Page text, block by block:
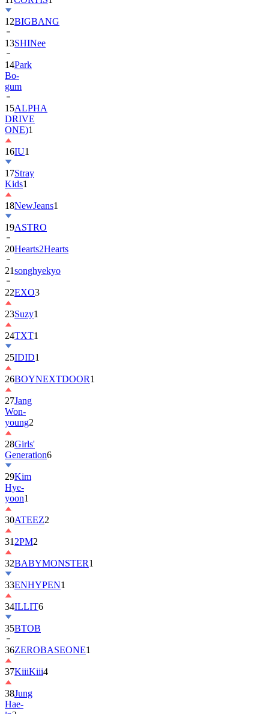
12BIGBANG
13SHINee
14Park
Bo-
gum
15ALPHA
DRIVE
ONE)1
16IU1
17Stray
Kids1
18NewJeans1
19ASTRO
20Hearts2Hearts
21songhyekyo
22EXO3
23Suzy1
24TXT1
25IDID1
26BOYNEXTDOOR1
27Jang
Won-
young2
28Girls'
Generation6
29Kim
Hye-
yoon1
30ATEEZ2
31 2PM2
32BABYMONSTER1
33ENHYPEN1
34ILLIT6
35BTOB
36ZEROBASEONE1
37KiiiKiii4
38Jung
Hae-